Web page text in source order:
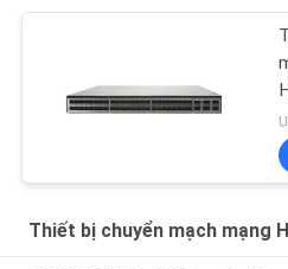
Thiết bị chuyển mạch mạng